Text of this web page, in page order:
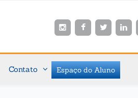
Contato Espaço do Aluno